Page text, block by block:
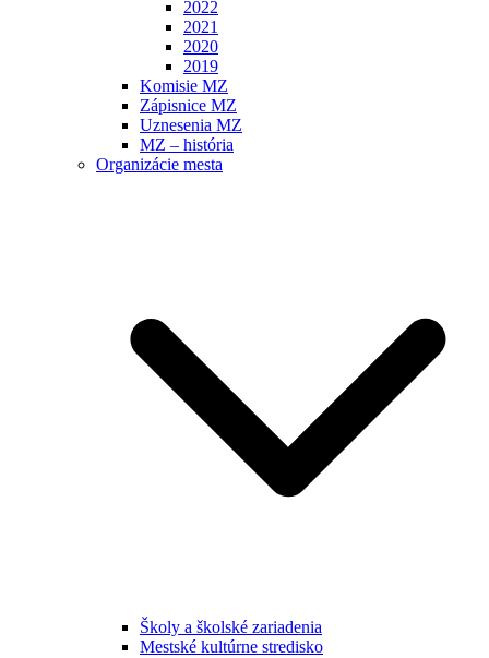
2022
2021
2020
2019
Komisie MZ
Zápisnice MZ
Uznesenia MZ
MZ – história
Organizácie mesta
Školy a školské zariadenia
Mestské kultúrne stredisko